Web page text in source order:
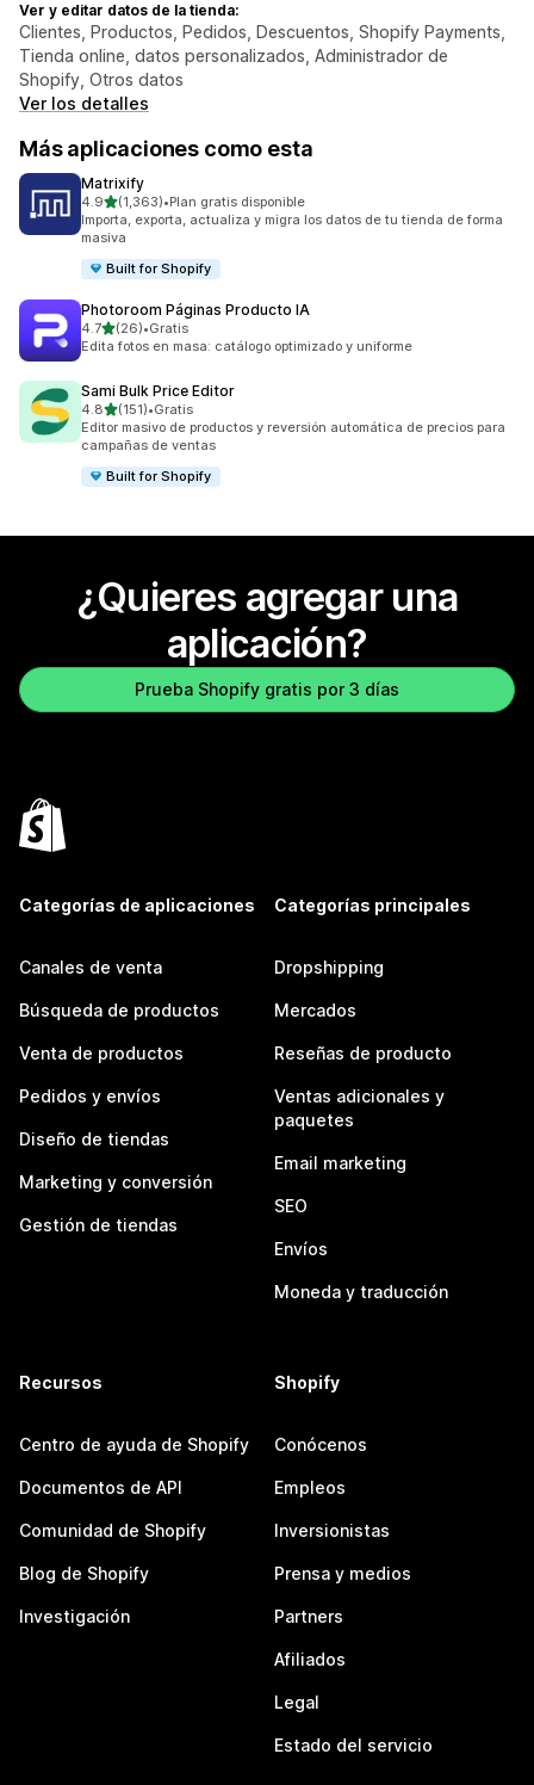
Ver y editar datos de la tienda:
Clientes, Productos, Pedidos, Descuentos, Shopify Payments,
Tienda online, datos personalizados, Administrador de
Shopify, Otros datos
Ver los detalles
Más aplicaciones como esta
Matrixify
4.9de 5 estrellas
(1,363)
1363 reseñas en total
•Plan gratis disponible
Importa, exporta, actualiza y migra los datos de tu tienda de forma
masiva
Built for Shopify
Photoroom Páginas Producto IA
4.7de 5 estrellas
(26)
26 reseñas en total
•Gratis
Edita fotos en masa: catálogo optimizado y uniforme
Sami Bulk Price Editor
4.8de 5 estrellas
(151)
151 reseñas en total
•Gratis
Editor masivo de productos y reversión automática de precios para
campañas de ventas
Built for Shopify
¿Quieres agregar una
aplicación?
Prueba Shopify gratis por 3 días
Categorías de aplicaciones
Canales de venta
Búsqueda de productos
Venta de productos
Pedidos y envíos
Diseño de tiendas
Marketing y conversión
Gestión de tiendas
Categorías principales
Dropshipping
Mercados
Reseñas de producto
Ventas adicionales y
paquetes
Email marketing
SEO
Envíos
Moneda y traducción
Recursos
Centro de ayuda de Shopify
Documentos de API
Comunidad de Shopify
Blog de Shopify
Investigación
Shopify
Conócenos
Empleos
Inversionistas
Prensa y medios
Partners
Afiliados
Legal
Estado del servicio